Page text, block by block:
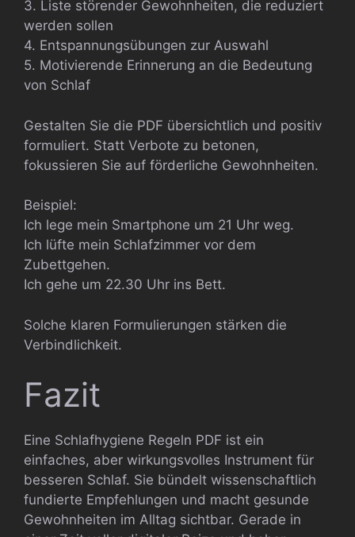
3. Liste störender Gewohnheiten, die reduziert
werden sollen
4. Entspannungsübungen zur Auswahl
5. Motivierende Erinnerung an die Bedeutung
von Schlaf
Gestalten Sie die PDF übersichtlich und positiv
formuliert. Statt Verbote zu betonen,
fokussieren Sie auf förderliche Gewohnheiten.
Beispiel:
Ich lege mein Smartphone um 21 Uhr weg.
Ich lüfte mein Schlafzimmer vor dem
Zubettgehen.
Ich gehe um 22.30 Uhr ins Bett.
Solche klaren Formulierungen stärken die
Verbindlichkeit.
Fazit
Eine Schlafhygiene Regeln PDF ist ein
einfaches, aber wirkungsvolles Instrument für
besseren Schlaf. Sie bündelt wissenschaftlich
fundierte Empfehlungen und macht gesunde
Gewohnheiten im Alltag sichtbar. Gerade in